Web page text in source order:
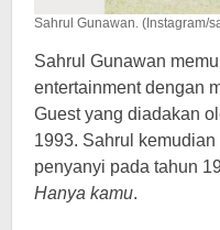
Sahrul Gunawan. (Instagram/
Sahrul Gunawan
entertainment dengan
Guest yang diadakan
1993. Sahrul
penyanyi pada tahun
Hanya kamu.